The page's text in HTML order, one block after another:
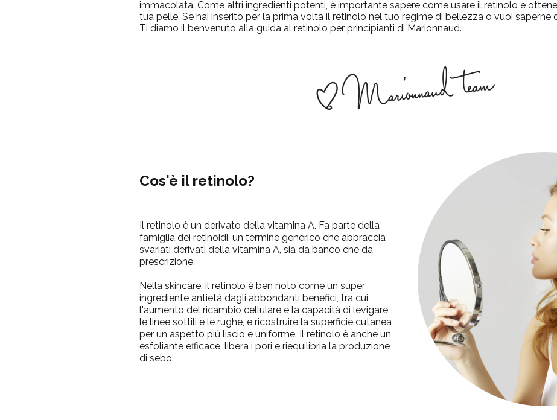
immacolata. Come altri ingredienti potenti, è importante sapere come usare il retinolo e
tua pelle. Se hai inserito per la prima volta il retinolo nel tuo regime di bellezza o vuoi saperne
Ti diamo il benvenuto alla guida al retinolo per principianti di Marionnaud.
Cos'è il retinolo?
Il retinolo è un derivato della vitamina A. Fa parte della
famiglia dei retinoidi, un termine generico che abbraccia
svariati derivati della vitamina A, sia da banco che da
prescrizione.
Nella skincare, il retinolo è ben noto come un super
ingrediente antietà dagli abbondanti benefici, tra cui
l'aumento del ricambio cellulare e la capacità di levigare
le linee sottili e le rughe, e ricostruire la superficie cutanea
per un aspetto più liscio e uniforme. Il retinolo è anche un
esfoliante efficace, libera i pori e riequilibria la produzione
di sebo.